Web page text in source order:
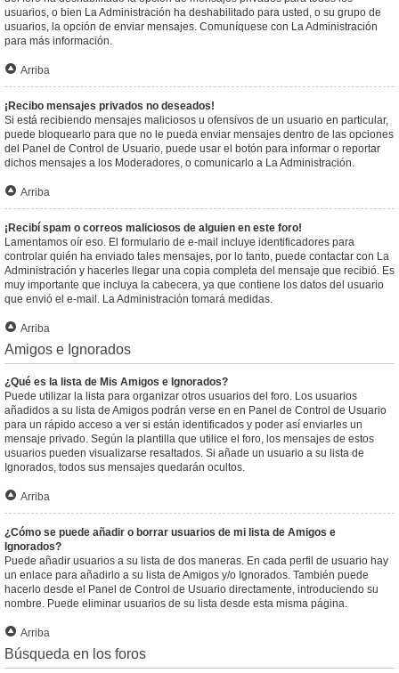
usuarios, o bien La Administración ha deshabilitado para usted, o su grupo de
usuarios, la opción de enviar mensajes. Comuníquese con La Administración
para más información.
Arriba
¡Recibo mensajes privados no deseados!
Si está recibiendo mensajes maliciosos u ofensivos de un usuario en particular,
puede bloquearlo para que no le pueda enviar mensajes dentro de las opciones
del Panel de Control de Usuario, puede usar el botón para informar o reportar
dichos mensajes a los Moderadores, o comunicarlo a La Administración.
Arriba
¡Recibí spam o correos maliciosos de alguien en este foro!
Lamentamos oír eso. El formulario de e-mail incluye identificadores para
controlar quién ha enviado tales mensajes, por lo tanto, puede contactar con La
Administración y hacerles llegar una copia completa del mensaje que recibió. Es
muy importante que incluya la cabecera, ya que contiene los datos del usuario
que envió el e-mail. La Administración tomará medidas.
Arriba
Amigos e Ignorados
¿Qué es la lista de Mis Amigos e Ignorados?
Puede utilizar la lista para organizar otros usuarios del foro. Los usuarios
añadidos a su lista de Amigos podrán verse en en Panel de Control de Usuario
para un rápido acceso a ver si están identificados y poder así enviarles un
mensaje privado. Según la plantilla que utilice el foro, los mensajes de estos
usuarios pueden visualizarse resaltados. Si añade un usuario a su lista de
Ignorados, todos sus mensajes quedarán ocultos.
Arriba
¿Cómo se puede añadir o borrar usuarios de mi lista de Amigos e
Ignorados?
Puede añadir usuarios a su lista de dos maneras. En cada perfil de usuario hay
un enlace para añadirlo a su lista de Amigos y/o Ignorados. También puede
hacerlo desde el Panel de Control de Usuario directamente, introduciendo su
nombre. Puede eliminar usuarios de su lista desde esta misma página.
Arriba
Búsqueda en los foros